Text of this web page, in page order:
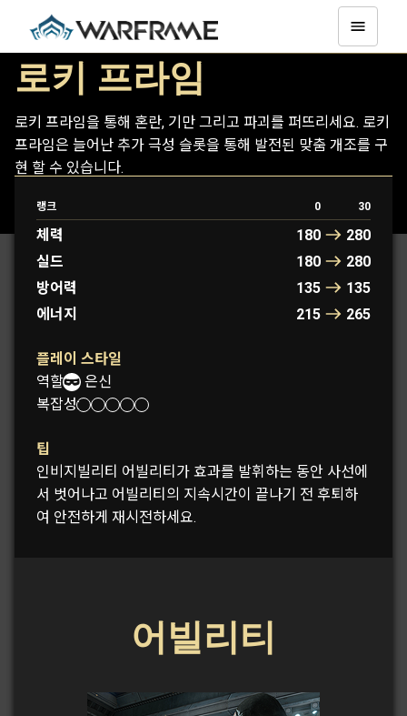
로키 프라임
로키 프라임을 통해 혼란, 기만 그리고 파괴를 퍼뜨리세요. 로키
프라임은 늘어난 추가 극성 슬롯을 통해 발전된 맞춤 개조를 구
현 할 수 있습니다.
랭크 0 30
체력 180
280
실드
180
280
방어력
135
135
에너지
215 265
플레이 스타일
역할:
은신
복잡성:
팁
인비지빌리티 어빌리티가 효과를 발휘하는 동안 사선에
서 벗어나고 어빌리티의 지속시간이 끝나기 전 후퇴하
여 안전하게 재시전하세요.
어빌리티